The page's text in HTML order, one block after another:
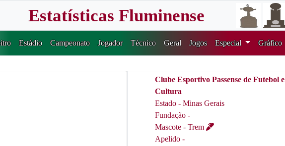
Estatísticas Fluminense
Estádio Campeonato Jogador Técnico Geral Jogos Especial Gráfico
Clube Esportivo Passense de Futebol e
Cultura
Estado - Minas Gerais
Fundação -
Mascote - Trem
Apelido -